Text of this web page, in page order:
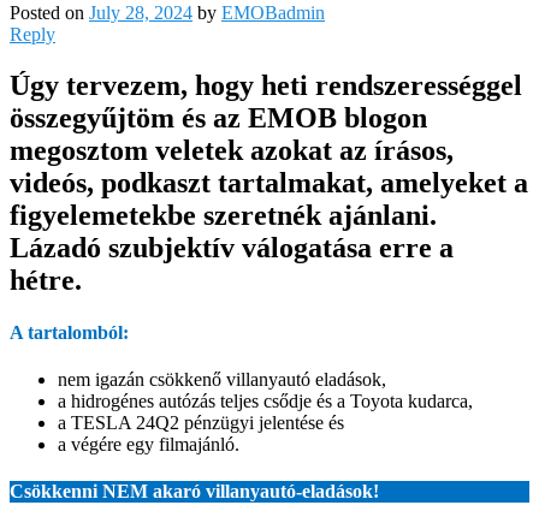
Posted on July 28, 2024 by EMOBadmin
Reply
Úgy tervezem, hogy heti rendszerességgel
összegyűjtöm és az EMOB blogon
megosztom veletek azokat az írásos,
videós, podkaszt tartalmakat, amelyeket a
figyelemetekbe szeretnék ajánlani.
Lázadó szubjektív válogatása erre a
hétre.
A tartalomból:
nem igazán csökkenő villanyautó eladások,
a hidrogénes autózás teljes csődje és a Toyota kudarca,
a TESLA 24Q2 pénzügyi jelentése és
a végére egy filmajánló.
Csökkenni NEM akaró villanyautó-eladások!